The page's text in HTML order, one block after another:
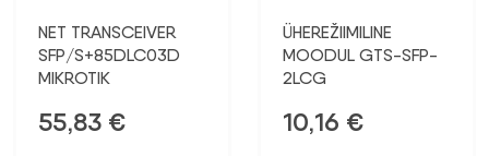
NET TRANSCEIVER
SFP/S+85DLC03D
MIKROTIK
55,83 €
ÜHEREŽIIMILINE
MOODUL GTS-SFP-
2LCG
10,16 €